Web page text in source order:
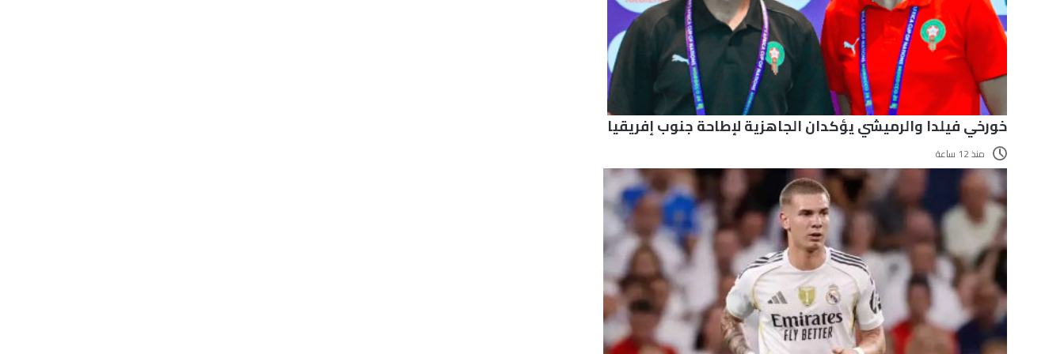
خورخي فيلدا والرميشي يؤكدان الجاهزية لإطاحة جنوب إفريقيا
منذ 12 ساعة